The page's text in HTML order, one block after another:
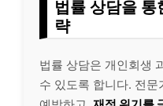
법률 상담을 통
략
법률 상담은 개인회생
수 있도록 합니다. 전